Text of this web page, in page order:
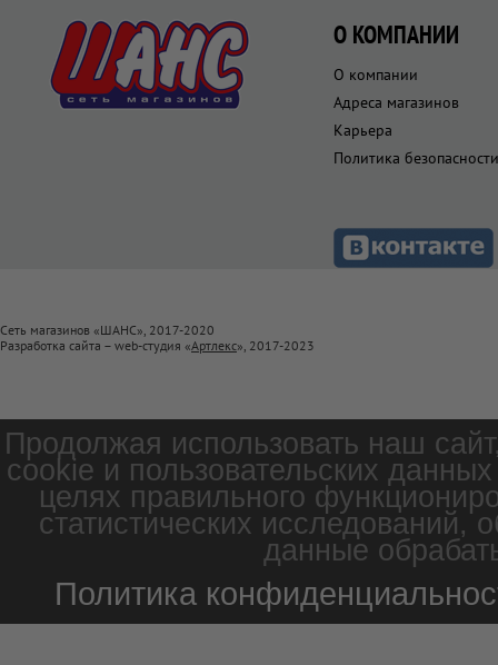
О КОМПАНИИ
О компании
Адреса магазинов
Карьера
Политика безопасности
Сеть магазинов «ШАНС», 2017-2020
Разработка сайта – web-студия «Артлекс», 2017-2023
Продолжая использовать наш
cookie и пользовательских
целях правильного
статистических
данные
Политика